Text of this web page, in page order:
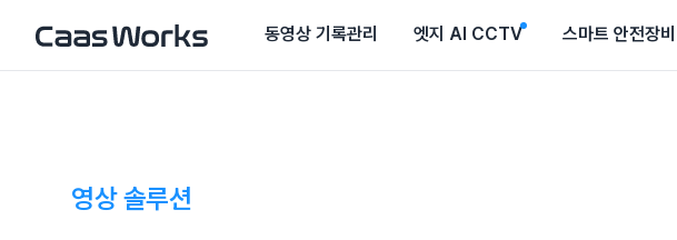
동영상 기록관리 엣지 AI CCTV 스마트 안전장비
영상 솔루션